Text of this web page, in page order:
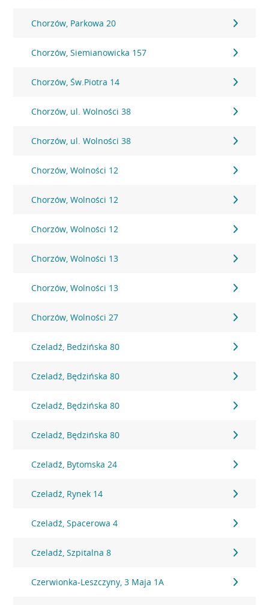
Chorzów, Parkowa 20
Chorzów, Siemianowicka 157
Chorzów, Św.Piotra 14
Chorzów, ul. Wolności 38
Chorzów, ul. Wolności 38
Chorzów, Wolności 12
Chorzów, Wolności 12
Chorzów, Wolności 12
Chorzów, Wolności 13
Chorzów, Wolności 13
Chorzów, Wolności 27
Czeladź, Bedzińska 80
Czeladź, Będzińska 80
Czeladź, Będzińska 80
Czeladź, Będzińska 80
Czeladź, Bytomska 24
Czeladź, Rynek 14
Czeladź, Spacerowa 4
Czeladź, Szpitalna 8
Czerwionka-Leszczyny, 3 Maja 1A